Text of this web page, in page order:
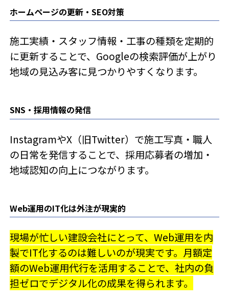
ホームページの更新・SEO対策
施工実績・スタッフ情報・工事の種類を定期的
に更新することで、Googleの検索評価が上がり
地域の見込み客に見つかりやすくなります。
SNS・採用情報の発信
InstagramやX（旧Twitter）で施工写真・職人
の日常を発信することで、採用応募者の増加・
地域認知の向上につながります。
Web運用のIT化は外注が現実的
現場が忙しい建設会社にとって、Web運用を内
製でIT化するのは難しいのが現実です。月額定
額のWeb運用代行を活用することで、社内の負
担ゼロでデジタル化の成果を得られます。